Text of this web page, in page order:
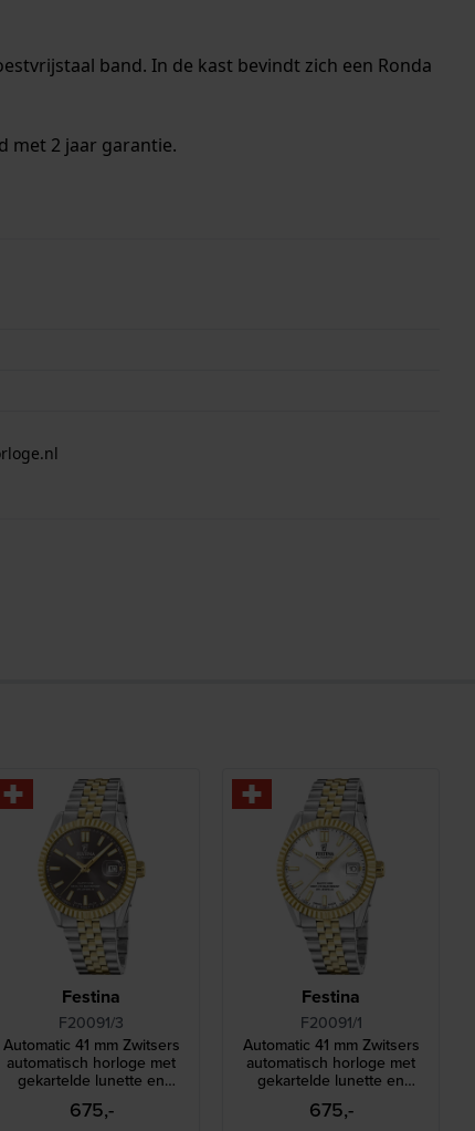
band. In de kast bevindt zich een Ronda
met 2 jaar garantie.
Festina
F20091/3
Automatic 41 mm Zwitsers
automatisch horloge met
gekartelde lunette en
datum-vergrootglas
675,-
Festina
F20091/1
Automatic 41 mm Zwitsers
automatisch horloge met
gekartelde lunette en
datum-vergrootglas
675,-